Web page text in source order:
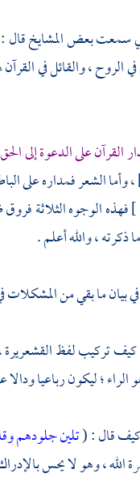
سمعت بعض المشايخ قال :
الروح ، والقائل في
القرآن على الدعوة إلى الحق
الشعراء : 224 ] فهذه الوجوه
ذكرته ، والله أعلم .
: في بيان ما بقي من
كيف تركيب لفظ
؛ ليكون رباعيا
كيف قال : (تلين جلودهم
الله ، وهو لا يحس